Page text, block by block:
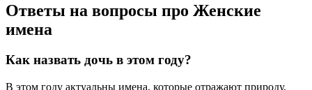
Ответы на вопросы про Женские
имена
Как назвать дочь в этом году?
В этом году актуальны имена, которые отражают природу,